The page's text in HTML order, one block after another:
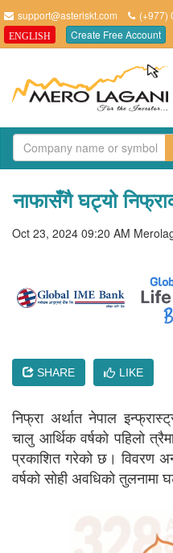
support@asteriskt.com (+977)
ENGLISH Create Free Account
नाफासँगै घट्यो
Oct 23, 2024 09:20 AM
SHARE LIKE
निफ्रा अर्थात नेपाल
चालु आर्थिक वर्षको पहिलो
प्रकाशित गरेको छ। विवरण
वर्षको सोही अवधिको तुलनामा